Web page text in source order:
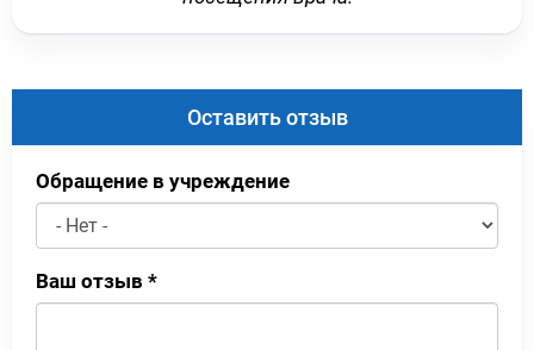
Оставить отзыв
Обращение в учреждение
Ваш отзыв *